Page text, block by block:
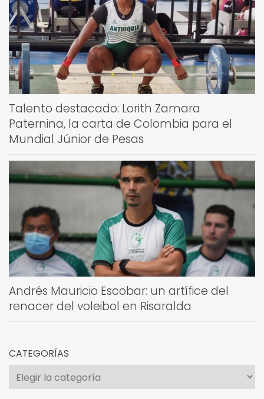
Talento destacado: Lorith Zamara
Paternina, la carta de Colombia para el
Mundial Júnior de Pesas
Andrés Mauricio Escobar: un artífice del
renacer del voleibol en Risaralda
CATEGORÍAS
Categorías